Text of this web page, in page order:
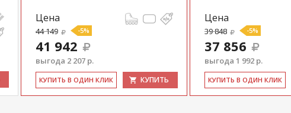
Цена
44 149 -5%
41 942
выгода 2 207 р.
КУ­ПИТЬ В ОДИН КЛИК КУПИТЬ
Цена
39 848 -5%
37 856
выгода 1 992 р.
КУ­ПИТЬ В ОДИН КЛИК